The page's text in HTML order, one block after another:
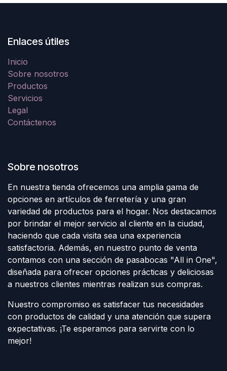
Enlaces útiles
Inicio
Sobre nosotros
Productos
Servicios
Legal
Contáctenos
Sobre nosotros
En nuestra tienda ofrecemos una amplia gama de
opciones en artículos de ferretería y una gran
variedad de productos para el hogar. Nos destacamos
por brindar el mejor servicio al cliente en la ciudad,
haciendo que cada visita sea una experiencia
satisfactoria. Además, en nuestro punto de venta
contamos con una sección de pasabocas "All in One",
diseñada para ofrecer opciones prácticas y deliciosas
a nuestros clientes mientras realizan sus compras.
Nuestro compromiso es satisfacer tus necesidades
con productos de calidad y una atención que supera
expectativas. ¡Te esperamos para servirte con lo
mejor!